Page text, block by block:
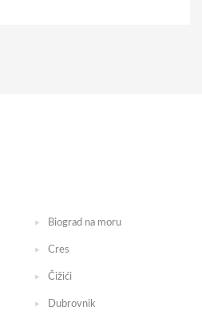
Biograd na moru
Cres
Čižići
Dubrovnik